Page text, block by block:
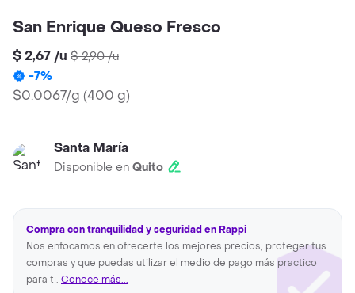
San Enrique Queso Fresco
$ 2,67 /u $ 2,90/u
-7%
$0.0067/g (400 g)
Santa María
Disponible en Quito
Compra con tranquilidad y seguridad en Rappi
Nos enfocamos en ofrecerte los mejores precios, proteger tus
compras y que puedas utilizar el medio de pago más practico
para ti. Conoce más...